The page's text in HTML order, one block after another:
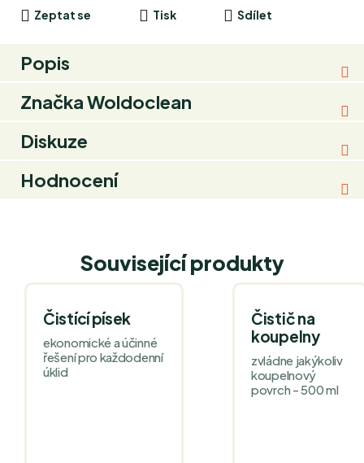
Tisk
Zeptat se
Sdílet
Popis
ZnačkaWoldoclean
Diskuze
Hodnocení
Související produkty
Čistící písek
ekonomické a účinné
řešení pro každodenní
úklid
Čistič na
koupelny
zvládne jakýkoliv
koupelnový
povrch - 500 ml